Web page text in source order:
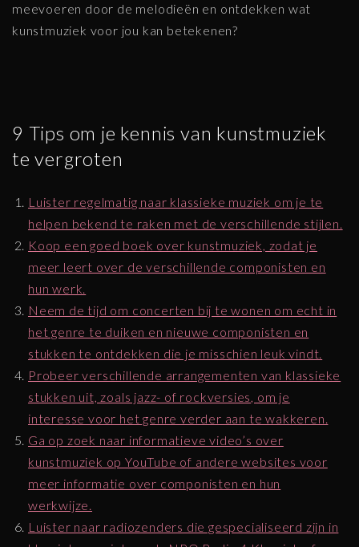
meevoeren door de melodieën en ontdekken wat
kunstmuziek voor jou kan betekenen?
9 Tips om je kennis van kunstmuziek
te vergroten
Luister regelmatig naar klassieke muziek om je te
helpen bekend te raken met de verschillende stijlen.
Koop een goed boek over kunstmuziek, zodat je
meer leert over de verschillende componisten en
hun werk.
Neem de tijd om concerten bij te wonen om echt in
het genre te duiken en nieuwe componisten en
stukken te ontdekken die je misschien leuk vindt.
Probeer verschillende arrangementen van klassieke
stukken uit, zoals jazz- of rockversies, om je
interesse voor het genre verder aan te wakkeren.
Ga op zoek naar informatieve video’s over
kunstmuziek op YouTube of andere websites voor
meer informatie over componisten en hun
werkwijze.
Luister naar radiozenders die gespecialiseerd zijn in